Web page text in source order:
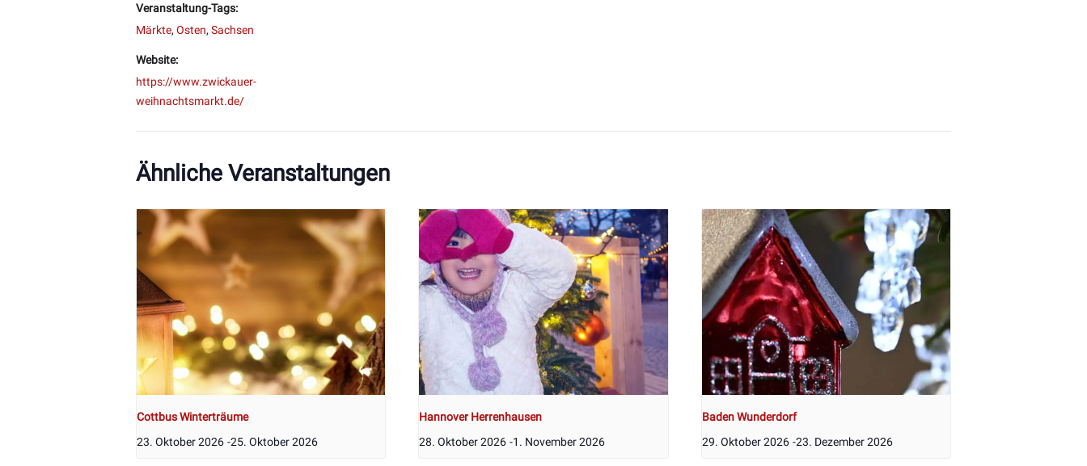
Veranstaltung-Tags:
Märkte, Osten, Sachsen
Website:
https://www.zwickauer-
weihnachtsmarkt.de/
Ähnliche Veranstaltungen
Cottbus Winterträume
23. Oktober 2026 -25. Oktober 2026
Hannover Herrenhausen
28. Oktober 2026 -1. November 2026
Baden Wunderdorf
29. Oktober 2026 -23. Dezember 2026